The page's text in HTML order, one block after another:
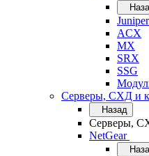
Juniper
ACX
MX
SRX
SSG
Серверы, СХД и
Назад
Серверы,
NetGear